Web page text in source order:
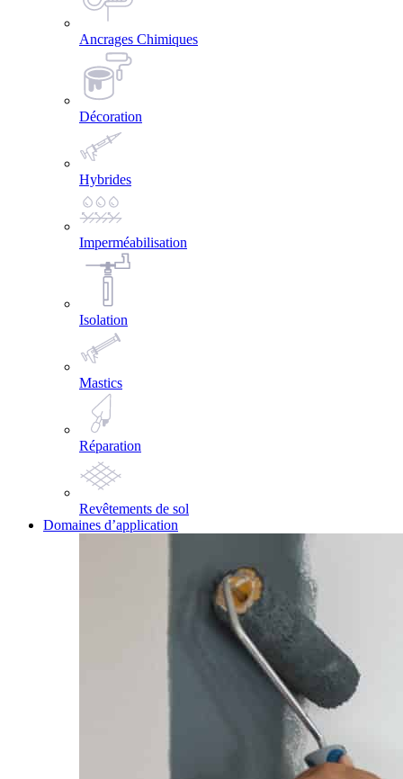
Ancrages Chimiques
Décoration
Hybrides
Imperméabilisation
Isolation
Mastics
Réparation
Revêtements de sol
Domaines d’application